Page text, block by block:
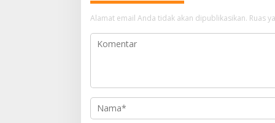
Alamat email Anda tidak akan dipublikasikan. Ruas